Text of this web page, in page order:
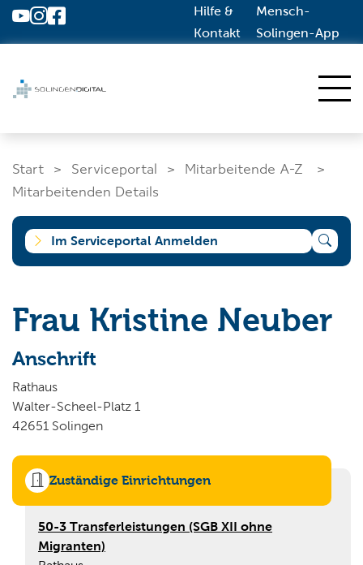
Zum Hauptinhalt springen
Hilfe &
Kontakt
Mensch-
Solingen-App
Dienstleistungen A-Z
Solingen.de
Start Serviceportal
Mitarbeitende A-Z
Mitarbeitenden Details
Im Serviceportal Anmelden
Was suchen Sie?
Frau Kristine Neuber
Anschrift
Rathaus
Walter-Scheel-Platz 1
42651 Solingen
Zuständige Einrichtungen
50-3 Transferleistungen (SGB XII ohne
Migranten)